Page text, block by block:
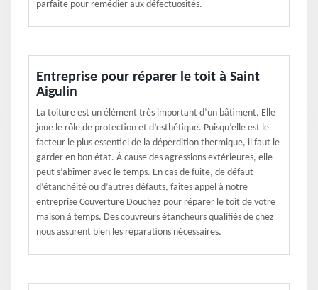
parfaite pour remédier aux défectuosités.
Entreprise pour réparer le toit à Saint
Aigulin
La toiture est un élément très important d’un bâtiment. Elle
joue le rôle de protection et d’esthétique. Puisqu’elle est le
facteur le plus essentiel de la déperdition thermique, il faut le
garder en bon état. À cause des agressions extérieures, elle
peut s’abîmer avec le temps. En cas de fuite, de défaut
d’étanchéité ou d’autres défauts, faites appel à notre
entreprise Couverture Douchez pour réparer le toit de votre
maison à temps. Des couvreurs étancheurs qualifiés de chez
nous assurent bien les réparations nécessaires.